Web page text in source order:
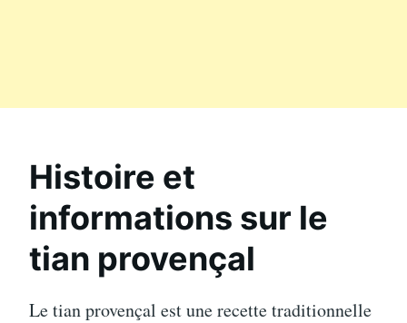
Histoire et
informations sur le
tian provençal
Le tian provençal est une recette traditionnelle